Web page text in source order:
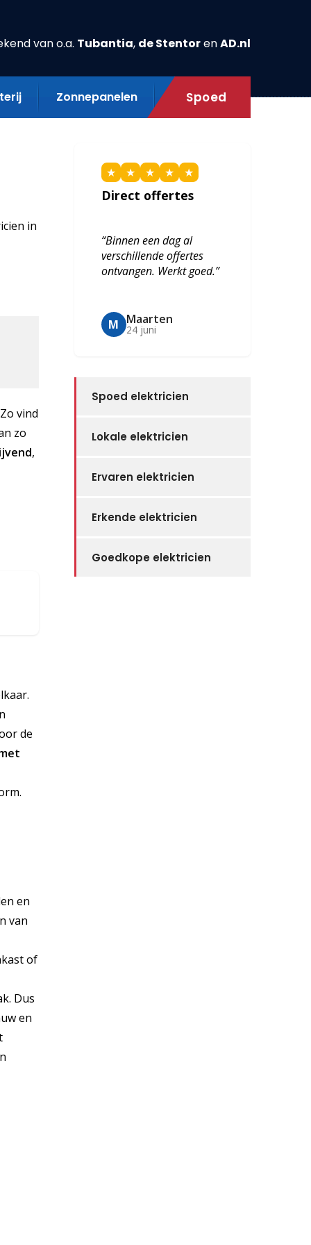
van o.a. Tubantia, de StentorenAD.nl
Zonnepanelen Spoed
in
vind
zo
,
de
en
van
of
Dus
en
★ ★ ★ ★ ★
Direct offertes
“Binnen een dag al
verschillende offertes
ontvangen. Werkt goed.”
M Maarten
24 juni
Spoed elektricien
Lokale elektricien
Ervaren elektricien
Erkende elektricien
Goedkope elektricien